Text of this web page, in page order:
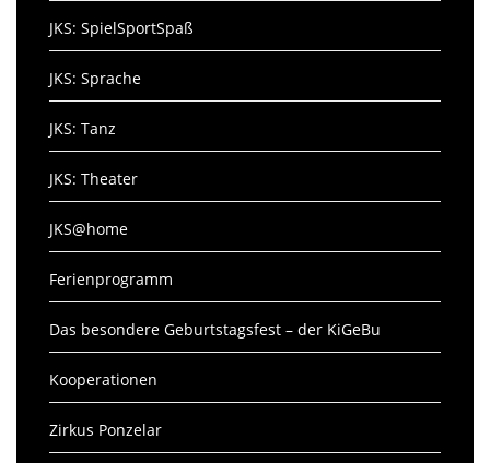
JKS: SpielSportSpaß
JKS: Sprache
JKS: Tanz
JKS: Theater
JKS@home
Ferienprogramm
Das besondere Geburtstagsfest – der KiGeBu
Kooperationen
Zirkus Ponzelar